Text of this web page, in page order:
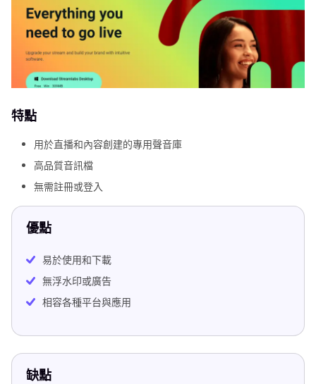
特點
用於直播和內容創建的專用聲音庫
高品質音訊檔
無需註冊或登入
優點
易於使用和下載
無浮水印或廣告
相容各種平台與應用
缺點